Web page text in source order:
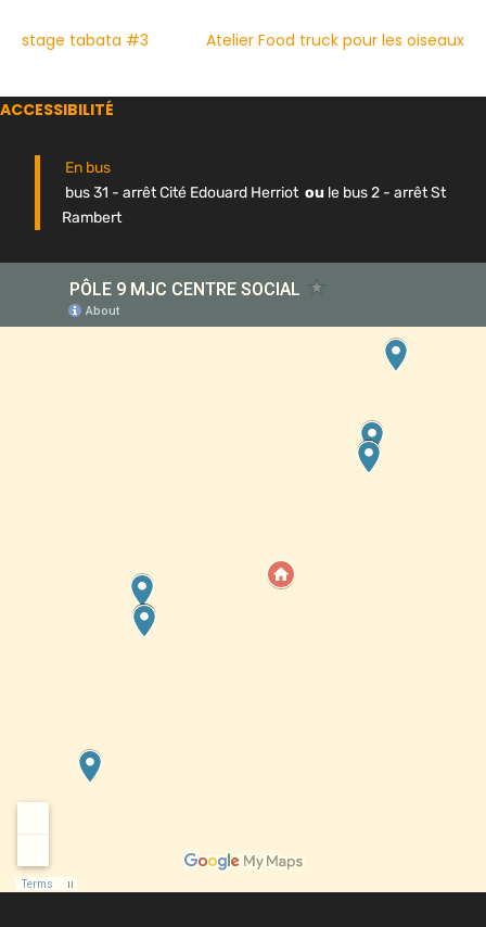
stage tabata #3 Atelier Food truck pour les oiseaux
ACCESSIBILITÉ
En bus
bus 31 - arrêt Cité Edouard Herriot ou le bus 2 - arrêt St
Rambert